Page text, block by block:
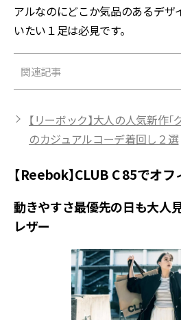
アルなのにどこか気品のあるデザ
いたい１足は必見です。
関連記事
【リーボック】大人の人気新作
のカジュアルコーデ着回し２選
【Reebok】CLUB C 85でオ
動きやすさ最優先の日も大人
レザー